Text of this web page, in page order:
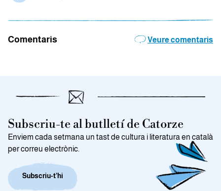
Comentaris Veure comentaris
Subscriu-te al butlletí de Catorze
Enviem cada setmana un tast de cultura i literatura en català
per correu electrònic.
Subscriu-t’hi